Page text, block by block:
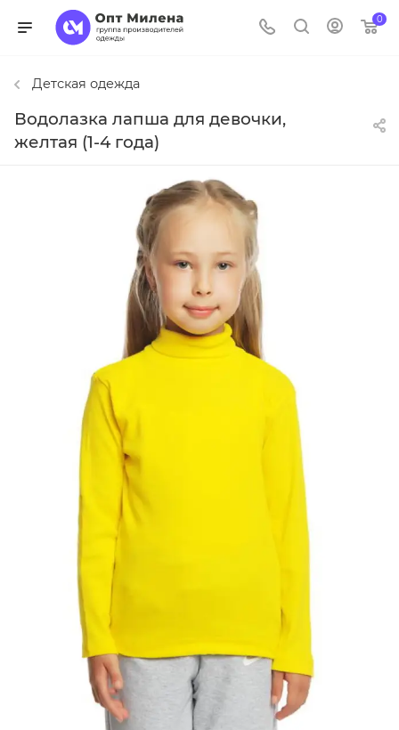
0
Детская одежда
Водолазка лапша для девочки,
желтая (1-4 года)